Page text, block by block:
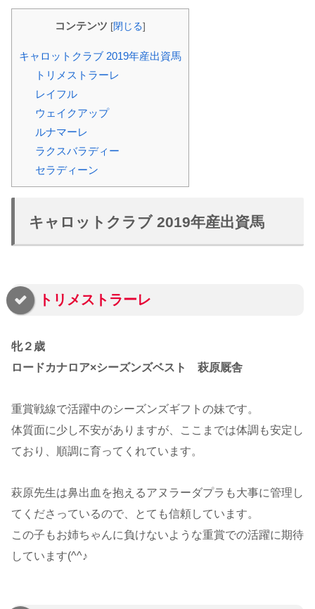
コンテンツ [閉じる]
キャロットクラブ 2019年産出資馬
トリメストラーレ
レイフル
ウェイクアップ
ルナマーレ
ラクスバラディー
セラディーン
キャロットクラブ 2019年産出資馬
トリメストラーレ
牝２歳
ロードカナロア×シーズンズベスト 萩原厩舎
重賞戦線で活躍中のシーズンズギフトの妹です。
体質面に少し不安がありますが、ここまでは体調も安定し
ており、順調に育ってくれています。
萩原先生は鼻出血を抱えるアヌラーダプラも大事に管理し
てくださっているので、とても信頼しています。
この子もお姉ちゃんに負けないような重賞での活躍に期待
しています(^^♪